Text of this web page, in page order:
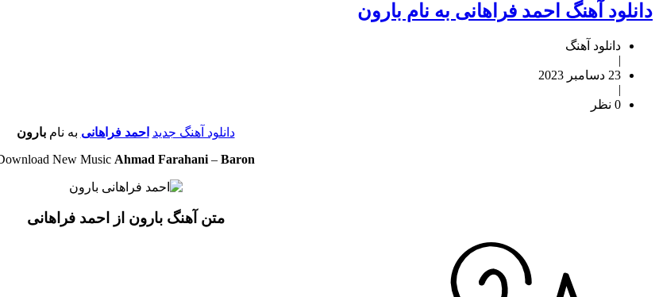
دانلود آهنگ احمد فراهانی به نام بارون
دانلود آهنگ
|
23 دسامبر 2023
|
0 نظر
دانلود آهنگ جدید احمد فراهانی به نامبارون
New Music Ahmad Farahani – Baron
متن آهنگ بارون از احمد فراهانی